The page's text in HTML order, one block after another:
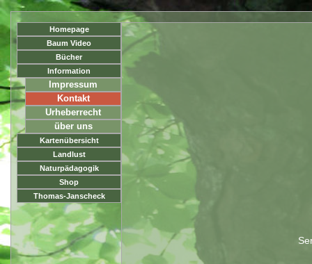
Homepage
Baum Video
Bücher
Information
Impressum
Kontakt
Urheberrecht
über uns
Kartenübersicht
Landlust
Naturpädagogik
Shop
Thomas-Janscheck